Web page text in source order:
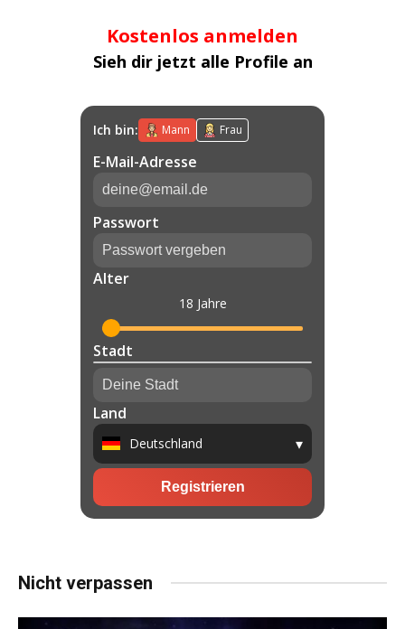
Kostenlos anmelden
Sieh dir jetzt alle Profile an
Nicht verpassen